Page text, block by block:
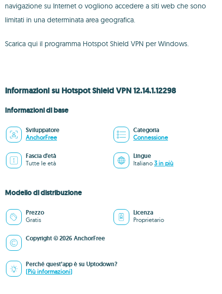
navigazione su Internet o vogliono accedere a siti web che sono
limitati in una determinata area geografica.
Scarica qui il programma Hotspot Shield VPN per Windows.
Informazioni su Hotspot Shield VPN 12.14.1.12298
Informazioni di base
Sviluppatore
AnchorFree
Categoria
Connessione
Fascia d'età
Tutte le età
Lingue
Italiano 3 in più
Modello di distribuzione
Prezzo
Gratis
Licenza
Proprietario
Copyright © 2026 AnchorFree
Perché quest’app è su Uptodown?
(Più informazioni)